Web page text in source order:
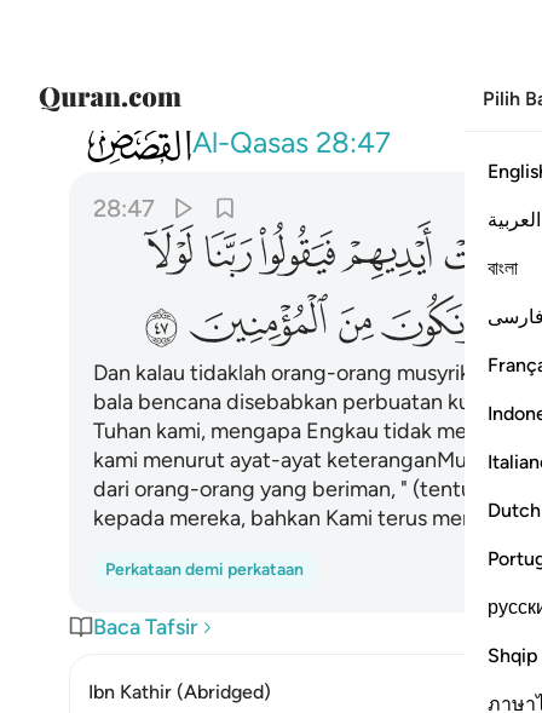
Pilih
العربية
বাংলা
فارسی
Dutch
Shqip
ภาษา
028Al-Qasas 28:47
ولولا ان تصيبهم مصيبة بما قدمت
28:47
ﱽﱾﱿﲀﲁ
ﲇﲈﲉﲊ
Dan kalau tidaklah orang-orang musyrik itu
bala bencana disebabkan perbuatan kufur dan
Tuhan kami, mengapa Engkau tidak
kami menurut ayat-ayat keteranganMu (yang
dari orang-orang yang beriman, " (tentulah
kepada mereka, bahkan Kami terus menyeksa
Perkataan demi perkataan
Baca Tafsir
Ibn Kathir (Abridged)